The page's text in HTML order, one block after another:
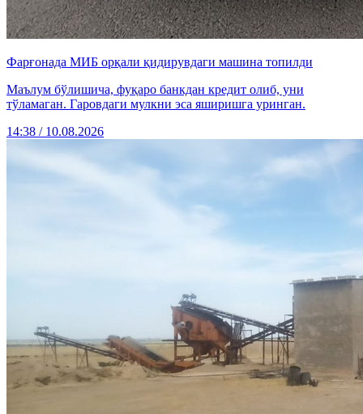
Фарғонада МИБ орқали қидирувдаги машина топилди
Маълум бўлишича, фуқаро банкдан кредит олиб, уни
тўламаган. Гаровдаги мулкни эса яширишга уринган.
14:38 / 10.08.2026